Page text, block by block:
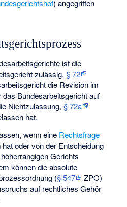
) angegriffen
ist die
zulässig,§ 72
die Revision im
Bundesarbeitsgericht auf
Nichtzulassung,§ 72a
hat.
wenn eine Rechtsfrage
oder von der Entscheidung
Gerichts
können die absolute
(§ 547
ZPO)
auf rechtliches Gehör